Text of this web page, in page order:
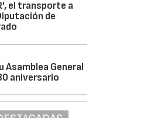
el transporte a
de
Asamblea General
aniversario